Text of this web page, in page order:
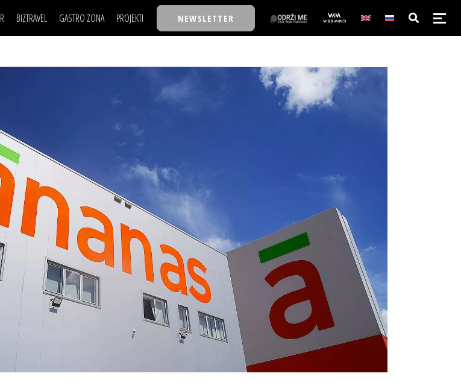
BIZTRAVEL GASTRO ZONA PROJEKTI
30 ISPOD 30
BIZBENDOVI
BIZKOLEGIJUM
BMW BIZNIS LIGA
BIZLIFE WEEK
IZJAVA GODINE
NEWSLETTER
NAJKOLEGA
30 ISPOD 30
BACK TO OFFICE/SCHOOL
BIZKOLEGIJUM
BIZLIFE WEEK
IZJAVA GODINE